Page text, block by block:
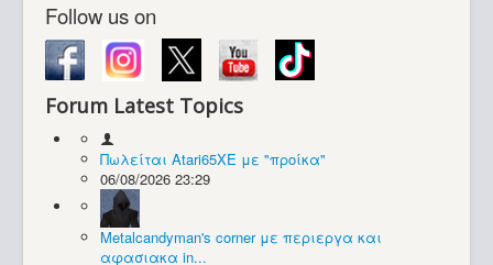
Συλλογές / Projects
Follow us on
Forum Latest Topics
Πωλείται Atari65XE με "προίκα"
06/08/2026 23:29
Metalcandyman's corner με περιεργα και
αφασιακα in...